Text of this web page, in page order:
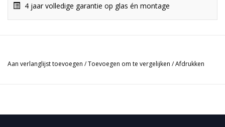
4 jaar volledige garantie op glas én montage
Aan verlanglijst toevoegen /Toevoegen om te vergelijken /Afdrukken